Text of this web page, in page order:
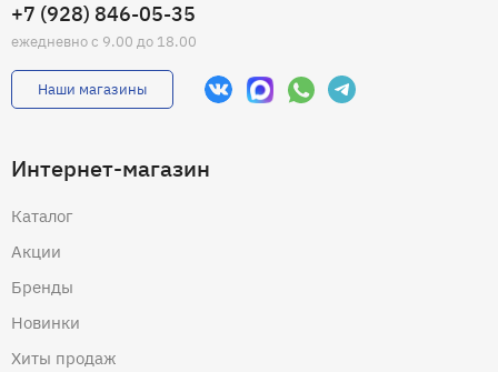
+7 (928) 846-05-35
ежедневно с 9.00 до 18.00
Наши магазины
Интернет-магазин
Каталог
Акции
Бренды
Новинки
Хиты продаж